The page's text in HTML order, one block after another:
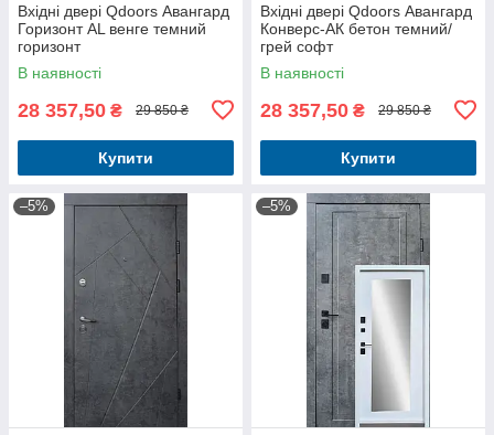
Вхідні двері Qdoors Авангард
Горизонт AL венге темний
горизонт
В наявності
28 357,50 ₴ 29 850 ₴
Купити
Вхідні двері Qdoors Авангард
Конверс-АК бетон темний/
грей софт
В наявності
28 357,50 ₴ 29 850 ₴
Купити
–5% –5%